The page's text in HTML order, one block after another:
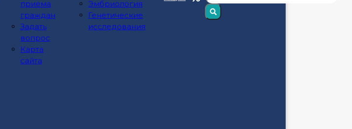
приема
граждан
Задать
вопрос
Карта
сайта
Эмбриология
Генетические
исследования